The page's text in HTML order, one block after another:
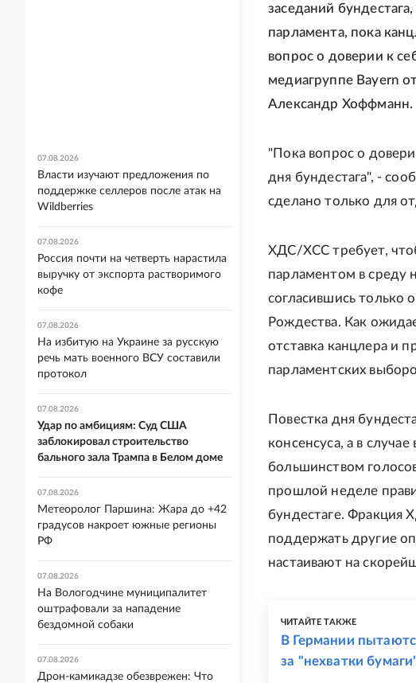
заседаний
парламента, пока
вопрос о доверии к
медиагруппе Bayern
Александр Хоффманн.
"Пока вопрос о
дня бундестага", -
сделано только для
ХДС/ХСС требует,
парламентом в среду
согласившись только
Рождества. Как
отставка канцлера и
парламентских
Повестка дня
консенсуса, а в
большинством
прошлой неделе
бундестаге. Фракция
поддержать другие
настаивают на
ЧИТАЙТЕ ТАКЖЕ
В Германии
за "нехватки
07.08.2026
Власти изучают предложения по
поддержке селлеров после атак на
Wildberries
07.08.2026
Россия почти на четверть нарастила
выручку от экспорта растворимого
кофе
07.08.2026
На избитую на Украине за русскую
речь мать военного ВСУ составили
протокол
07.08.2026
Удар по амбициям: Суд США
заблокировал строительство
бального зала Трампа в Белом доме
07.08.2026
Метеоролог Паршина: Жара до +42
градусов накроет южные регионы
РФ
07.08.2026
На Вологодчине муниципалитет
оштрафовали за нападение
бездомной собаки
07.08.2026
Дрон-камикадзе обезврежен: Что